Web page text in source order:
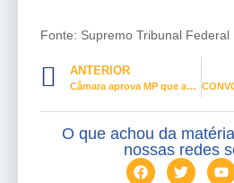
Fonte: Supremo Tribunal Federal
ANTERIOR
Câmara aprova MP que autoriza crédito de R$ 2,5 bi para adesão do Brasil a consórcio de vacinas
O que achou da
nossas redes